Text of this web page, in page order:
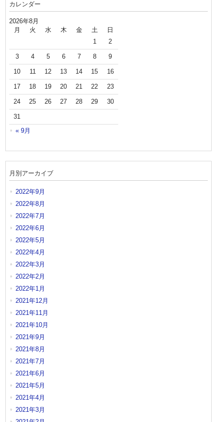
カレンダー
2026年8月
月 火 水 木 金 土
日
1
2
3 4 5 6 7 8 9
10 11 12 13 14 15 16
17 18 19 20 21 22 23
24 25 26 27 28 29 30
31
« 9月
月別アーカイブ
2022年9月
2022年8月
2022年7月
2022年6月
2022年5月
2022年4月
2022年3月
2022年2月
2022年1月
2021年12月
2021年11月
2021年10月
2021年9月
2021年8月
2021年7月
2021年6月
2021年5月
2021年4月
2021年3月